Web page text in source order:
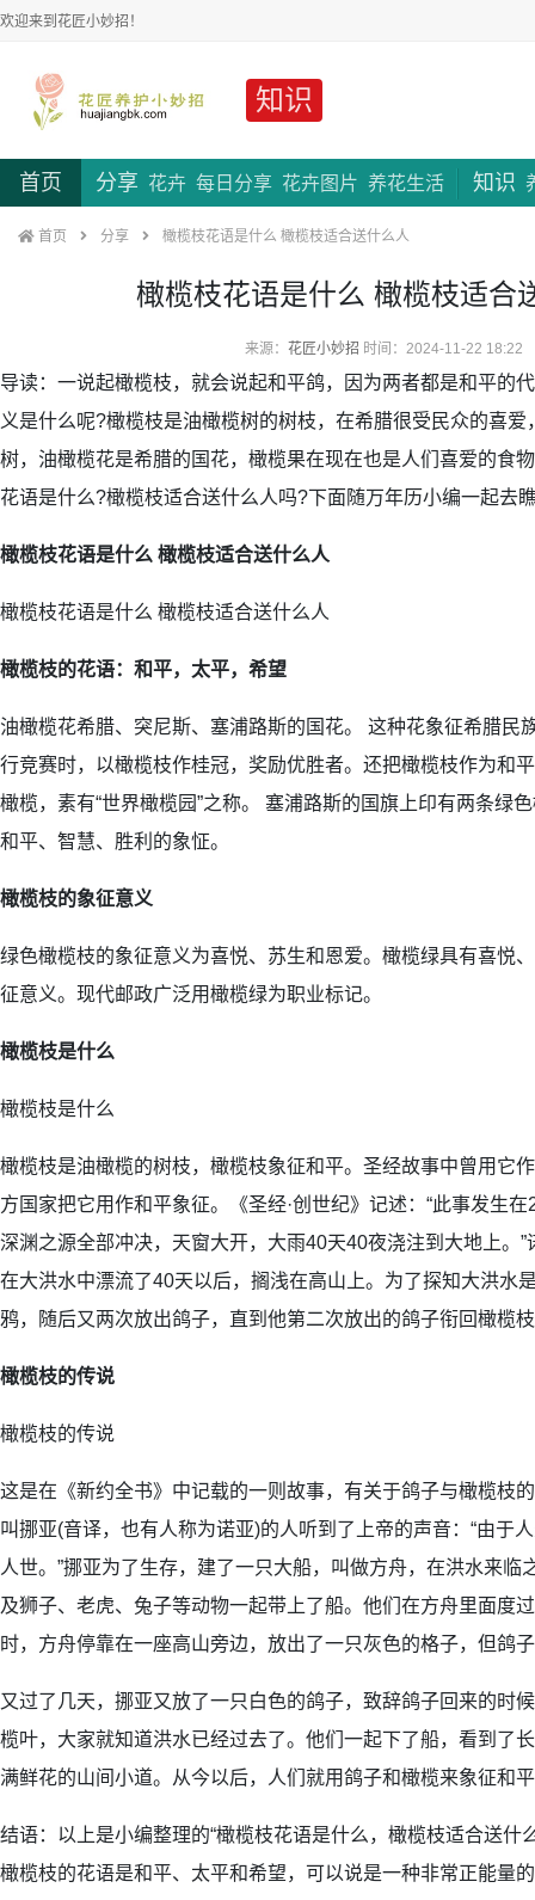
欢迎来到花匠小妙招！
知识
首页 分享 花卉 每日分享 花卉图片 养花生活 知识
首页 分享 橄榄枝花语是什么 橄榄枝适合送什么人
橄榄枝花语是什么 橄榄枝适合
来源： 花匠小妙招 时间：2024-11-22 18:22
导读：一说起橄榄枝，就会说起和平鸽，因为两者都是和平的
义是什么呢?橄榄枝是油橄榄树的树枝，在希腊很受民众的喜
树，油橄榄花是希腊的国花，橄榄果在现在也是人们喜爱的食
花语是什么?橄榄枝适合送什么人吗?下面随万年历小编一起去
橄榄枝花语是什么 橄榄枝适合送什么人
橄榄枝花语是什么 橄榄枝适合送什么人
橄榄枝的花语：和平，太平，希望
油橄榄花希腊、突尼斯、塞浦路斯的国花。 这种花象征希腊民
行竞赛时，以橄榄枝作桂冠，奖励优胜者。还把橄榄枝作为和
橄榄，素有“世界橄榄园”之称。 塞浦路斯的国旗上印有两条绿
和平、智慧、胜利的象怔。
橄榄枝的象征意义
绿色橄榄枝的象征意义为喜悦、苏生和恩爱。橄榄绿具有喜悦
征意义。现代邮政广泛用橄榄绿为职业标记。
橄榄枝是什么
橄榄枝是什么
橄榄枝是油橄榄的树枝，橄榄枝象征和平。圣经故事中曾用它
方国家把它用作和平象征。《圣经·创世纪》记述：“此事发生
深渊之源全部冲决，天窗大开，大雨40天40夜浇注到大地上。
在大洪水中漂流了40天以后，搁浅在高山上。为了探知大洪水
鸦，随后又两次放出鸽子，直到他第二次放出的鸽子衔回橄榄
橄榄枝的传说
橄榄枝的传说
这是在《新约全书》中记载的一则故事，有关于鸽子与橄榄枝
叫挪亚(音译，也有人称为诺亚)的人听到了上帝的声音：“由于
人世。”挪亚为了生存，建了一只大船，叫做方舟，在洪水来临
及狮子、老虎、兔子等动物一起带上了船。他们在方舟里面度
时，方舟停靠在一座高山旁边，放出了一只灰色的格子，但鸽
又过了几天，挪亚又放了一只白色的鸽子，致辞鸽子回来的时
榄叶，大家就知道洪水已经过去了。他们一起下了船，看到了
满鲜花的山间小道。从今以后，人们就用鸽子和橄榄来象征和
结语：以上是小编整理的“橄榄枝花语是什么，橄榄枝适合送什
橄榄枝的花语是和平、太平和希望，可以说是一种非常正能量